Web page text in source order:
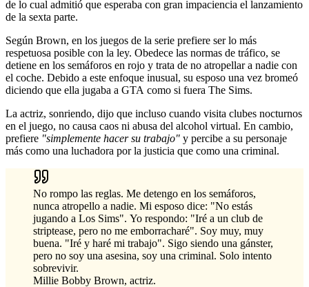
de lo cual admitió que esperaba con gran impaciencia el lanzamiento
de la sexta parte.
Según Brown, en los juegos de la serie prefiere ser lo más
respetuosa posible con la ley. Obedece las normas de tráfico, se
detiene en los semáforos en rojo y trata de no atropellar a nadie con
el coche. Debido a este enfoque inusual, su esposo una vez bromeó
diciendo que ella jugaba a GTA como si fuera The Sims.
La actriz, sonriendo, dijo que incluso cuando visita clubes nocturnos
en el juego, no causa caos ni abusa del alcohol virtual. En cambio,
prefiere "simplemente hacer su trabajo" y percibe a su personaje
más como una luchadora por la justicia que como una criminal.
No rompo las reglas. Me detengo en los semáforos,
nunca atropello a nadie. Mi esposo dice: "No estás
jugando a Los Sims". Yo respondo: "Iré a un club de
striptease, pero no me emborracharé". Soy muy, muy
buena. "Iré y haré mi trabajo". Sigo siendo una gánster,
pero no soy una asesina, soy una criminal. Solo intento
sobrevivir.
Millie Bobby Brown, actriz.